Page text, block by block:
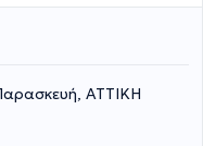
ΑΤΤΙΚΗ